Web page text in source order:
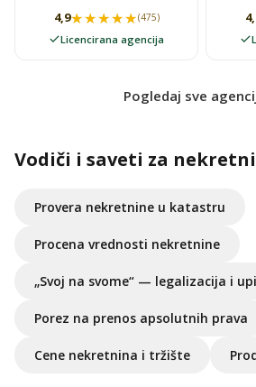
4,9★★★★★
★★★★★(475)
Licencirana agencija
Pogledaj sve
Vodiči i saveti za
Provera nekretnine u katastru
Procena vrednosti nekretnine
„Svoj na svome“ — legalizacija i
Porez na prenos apsolutnih prava
Cene nekretnina i tržište